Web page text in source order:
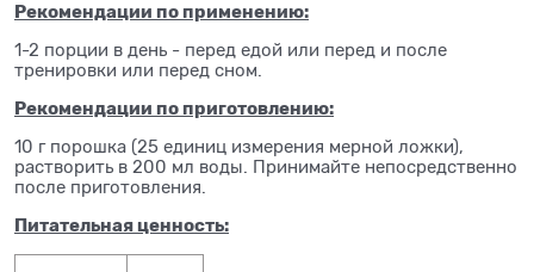
Рекомендации по применению:
1-2 порции в день - перед едой или перед и после
тренировки или перед сном.
Рекомендации по приготовлению:
10 г порошка (25 единиц измерения мерной ложки),
растворить в 200 мл воды. Принимайте непосредственно
после приготовления.
Питательная ценность: